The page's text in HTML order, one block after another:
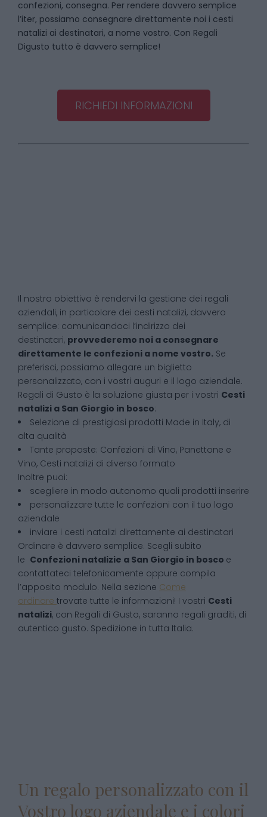
confezioni, consegna. Per rendere davvero semplice
l’iter, possiamo consegnare direttamente noi i cesti
natalizi ai destinatari, a nome vostro. Con Regali
Digusto tutto è davvero semplice!
RICHIEDI INFORMAZIONI
Il nostro obiettivo è rendervi la gestione dei regali
aziendali, in particolare dei cesti natalizi, davvero
semplice: comunicandoci l’indirizzo dei
destinatari, provvederemo noi a consegnare
direttamente le confezioni a nome vostro. Se
preferisci, possiamo allegare un biglietto
personalizzato, con i vostri auguri e il logo aziendale.
Regali di Gusto è la soluzione giusta per i vostri Cesti
natalizi a San Giorgio in bosco:
Selezione di prestigiosi prodotti Made in Italy, di
alta qualità
Tante proposte: Confezioni di Vino, Panettone e
Vino, Cesti natalizi di diverso formato
Inoltre puoi:
scegliere in modo autonomo quali prodotti inserire
personalizzare tutte le confezioni con il tuo logo
aziendale
inviare i cesti natalizi direttamente ai destinatari
Ordinare è davvero semplice. Scegli subito
le Confezioni natalizie a San Giorgio in bosco e
contattateci telefonicamente oppure compila
l’apposito modulo. Nella sezione Come
ordinare trovate tutte le informazioni! I vostri Cesti
natalizi, con Regali di Gusto, saranno regali graditi, di
autentico gusto. Spedizione in tutta Italia.
Un regalo personalizzato con il
Vostro logo aziendale e i colori